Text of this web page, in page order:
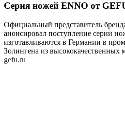
Серия ножей ENNO от
Официальный представитель
анонсировал поступление серии
изготавливаются в Германии в
Золингена из высококачественных
gefu.ru